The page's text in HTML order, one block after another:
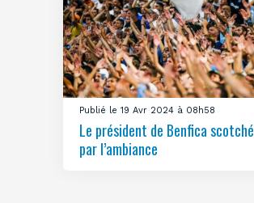
Publié le 19 Avr 2024 à 08h58
Le président de Benfica scotché
par l’ambiance